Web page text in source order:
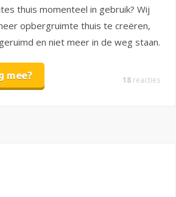
thuis momenteel in gebruik? Wij
opbergruimte thuis te creëren,
en niet meer in de weg staan.
mee? 18 reacties